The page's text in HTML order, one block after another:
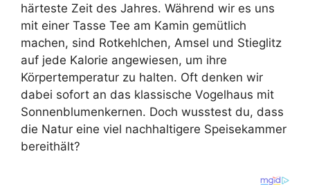
härteste Zeit des Jahres. Während wir es uns
mit einer Tasse Tee am Kamin gemütlich
machen, sind Rotkehlchen, Amsel und Stieglitz
auf jede Kalorie angewiesen, um ihre
Körpertemperatur zu halten. Oft denken wir
dabei sofort an das klassische Vogelhaus mit
Sonnenblumenkernen. Doch wusstest du, dass
die Natur eine viel nachhaltigere Speisekammer
bereithält?